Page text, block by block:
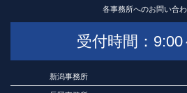
各事務所へのお問い合わ
受付時間：9:00
新潟事務所